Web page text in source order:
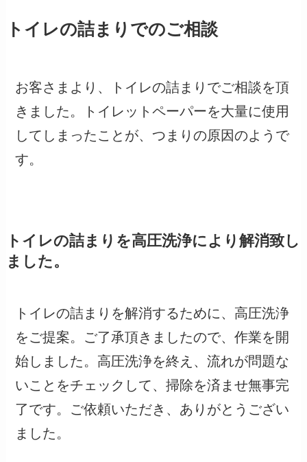
トイレの詰まりでのご相談
お客さまより、トイレの詰まりでご相談を頂
きました。トイレットペーパーを大量に使用
してしまったことが、つまりの原因のようで
す。
トイレの詰まりを高圧洗浄により解消致し
ました。
トイレの詰まりを解消するために、高圧洗浄
をご提案。ご了承頂きましたので、作業を開
始しました。高圧洗浄を終え、流れが問題な
いことをチェックして、掃除を済ませ無事完
了です。ご依頼いただき、ありがとうござい
ました。